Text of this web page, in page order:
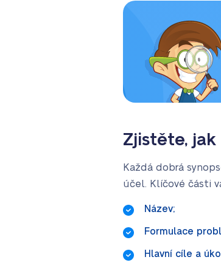
Zjistěte,
Každá dobrá
účel. Klíčové části
Název;
Formulace
Hlavní cíle a